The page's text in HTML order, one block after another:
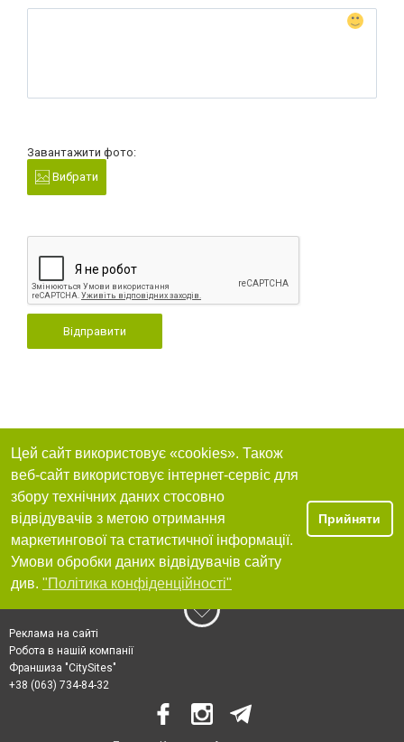
Завантажити фото:
Вибрати
Відправити
Цей сайт використовує «cookies». Також
веб-сайт використовує інтернет-сервіс для
збору технічних даних стосовно
відвідувачів з метою отримання
маркетингової та статистичної інформації.
Умови обробки даних відвідувачів сайту
див. "Політика конфіденційності"
Прийняти
Реклама на сайті
Робота в нашій компанії
Франшиза "CitySites"
+38 (063) 734-84-32